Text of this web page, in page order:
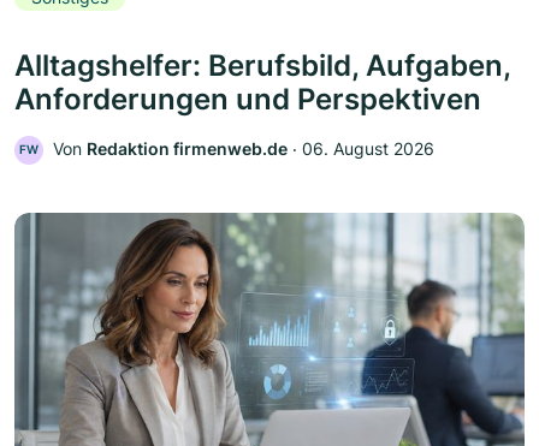
Alltagshelfer: Berufsbild, Aufgaben,
Anforderungen und Perspektiven
FW Von Redaktion firmenweb.de ‧ 06. August 2026